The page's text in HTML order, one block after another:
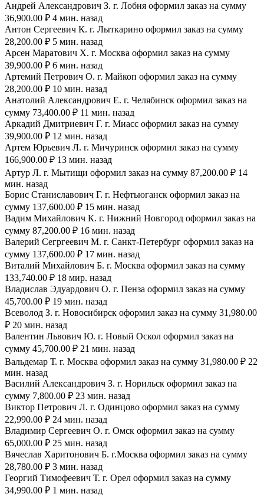
Андрей Александрович З. г. Лобня оформил заказ на сумму
36,900.00 ₽ 4 мин. назад
Антон Сергеевич К. г. Лыткарино оформил заказ на сумму
28,200.00 ₽ 5 мин. назад
Арсен Маратович Х. г. Москва оформил заказ на сумму
39,900.00 ₽ 6 мин. назад
Артемий Петрович О. г. Майкоп оформил заказ на сумму
28,200.00 ₽ 10 мин. назад
Анатолий Александрович Е. г. Челябинск оформил заказ на
сумму 73,400.00 ₽ 11 мин. назад
Аркадий Дмитриевич Г. г. Миасс оформил заказ на сумму
39,900.00 ₽ 12 мин. назад
Артем Юрьевич Л. г. Мичуринск оформил заказ на сумму
166,900.00 ₽ 13 мин. назад
Артур Л. г. Мытищи оформил заказ на сумму 87,200.00 ₽ 14
мин. назад
Борис Станиславович Г. г. Нефтьюганск оформил заказ на
сумму 137,600.00 ₽ 15 мин. назад
Вадим Михайлович К. г. Нижний Новгород оформил заказ на
сумму 87,200.00 ₽ 16 мин. назад
Валерий Сегргеевич М. г. Санкт-Петербург оформил заказ на
сумму 137,600.00 ₽ 17 мин. назад
Виталий Михайлович Б. г. Москва оформил заказ на сумму
133,740.00 ₽ 18 мир. назад
Владислав Эдуардович О. г. Пенза оформил заказ на сумму
45,700.00 ₽ 19 мин. назад
Всеволод З. г. Новосибирск оформил заказ на сумму 31,980.00
₽ 20 мин. назад
Валентин Львович Ю. г. Новый Оскол оформил заказ на
сумму 45,700.00 ₽ 21 мин. назад
Вальдемар Т. г. Москва оформил заказ на сумму 31,980.00 ₽ 22
мин. назад
Василий Александрович З. г. Норильск оформил заказ на
сумму 7,800.00 ₽ 23 мин. назад
Виктор Петрович Л. г. Одинцово оформил заказ на сумму
22,990.00 ₽ 24 мин. назад
Владимир Сергеевич О. г. Омск оформил заказ на сумму
65,000.00 ₽ 25 мин. назад
Вячеслав Харитонович Б. г.Москва оформил заказ на сумму
28,780.00 ₽ 3 мин. назад
Георгий Тимофеевич Т. г. Орел оформил заказ на сумму
34,990.00 ₽ 1 мин. назад